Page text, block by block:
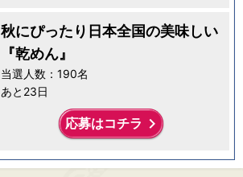
秋にぴったり日本全国の美味しい
『乾めん』
当選人数：190名
あと23日
応募はコチラ keyboard_arrow_right